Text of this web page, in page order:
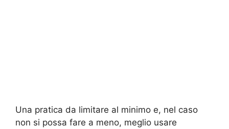
Una pratica da limitare al minimo e, nel caso
non si possa fare a meno, meglio usare